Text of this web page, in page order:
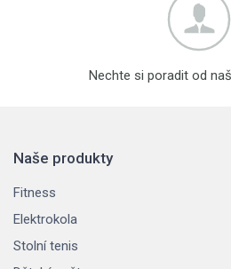
Nechte si poradit od
Naše produkty
Fitness
Elektrokola
Stolní tenis